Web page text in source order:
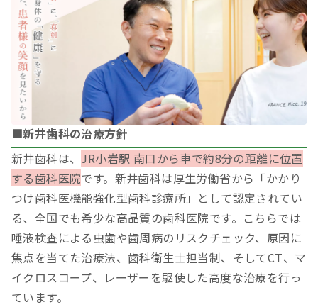
■新井歯科の治療方針
新井歯科は、 JR小岩駅 南口から車で約8分の距離に位置
する歯科医院です。新井歯科は厚生労働省から「かかり
つけ歯科医機能強化型歯科診療所」として認定されてい
る、全国でも希少な高品質の歯科医院です。こちらでは
唾液検査による虫歯や歯周病のリスクチェック、原因に
焦点を当てた治療法、歯科衛生士担当制、そしてCT、マ
イクロスコープ、レーザーを駆使した高度な治療を行っ
ています。